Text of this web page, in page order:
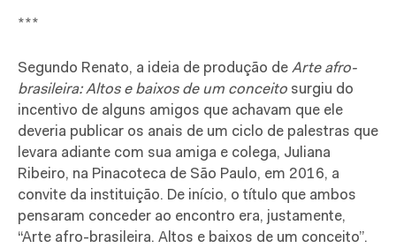
***
Segundo Renato, a ideia de produção de Arte afro-
brasileira: Altos e baixos de um conceito surgiu do
incentivo de alguns amigos que achavam que ele
deveria publicar os anais de um ciclo de palestras que
levara adiante com sua amiga e colega, Juliana
Ribeiro, na Pinacoteca de São Paulo, em 2016, a
convite da instituição. De início, o título que ambos
pensaram conceder ao encontro era, justamente,
“Arte afro-brasileira. Altos e baixos de um conceito”.